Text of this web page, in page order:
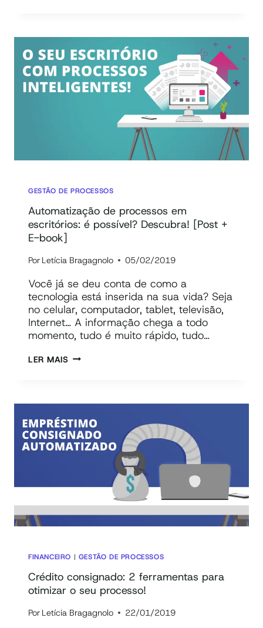
UM
BPMS
GESTÃO DE PROCESSOS
Automatização de processos em
escritórios: é possível? Descubra! [Post +
E-book]
Por Letícia Bragagnolo 05/02/2019
Você já se deu conta de como a
tecnologia está inserida na sua vida? Seja
no celular, computador, tablet, televisão,
Internet… A informação chega a todo
momento, tudo é muito rápido, tudo…
LER MAISAUTOMATIZAÇÃO
É
POSSÍVEL?
DESCUBRA!
E-
FINANCEIRO | GESTÃO DE PROCESSOS
Crédito consignado: 2 ferramentas para
otimizar o seu processo!
Por Letícia Bragagnolo 22/01/2019